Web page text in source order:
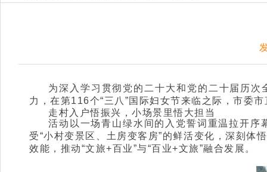
为深入学习贯彻党的二十大和党的二十届历
力，在第116个“三八”国际妇女节来临之际，市委
走村入户悟振兴，小场景里悟大担当
活动以一场青山绿水间的入党誓词重温拉开
受“小村变景区、土房变客房”的鲜活变化，深刻体
效能，推动“文旅+百业”与“百业+文旅”融合发展。